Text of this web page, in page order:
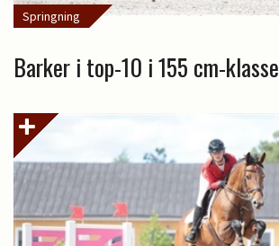
Springning
Barker i top-10 i 155 cm-klasse